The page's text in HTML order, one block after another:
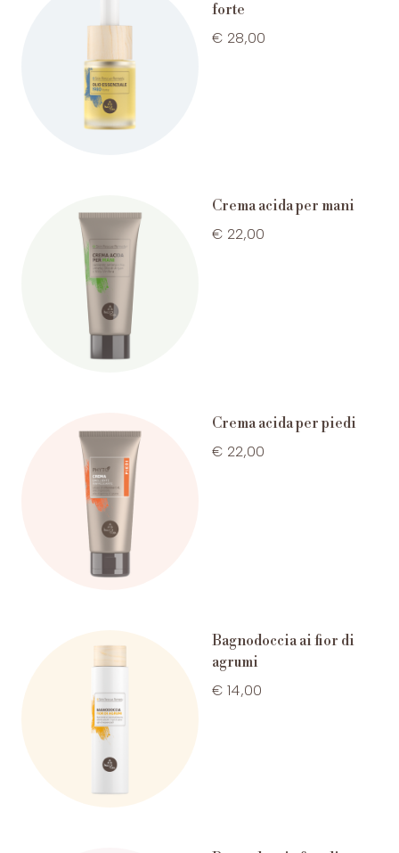
forte
€ 28,00
Crema acida per mani
€ 22,00
Crema acida per piedi
€ 22,00
Bagnodoccia ai fior di
agrumi
€ 14,00